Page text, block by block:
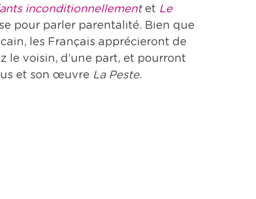
inconditionnellement et Le
pour parler parentalité. Bien que
les Français apprécieront de
le voisin, d’une part, et pourront
et son œuvre La Peste.